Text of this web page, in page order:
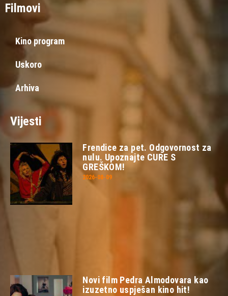
Filmovi
Kino program
Uskoro
Arhiva
Vijesti
Frendice za pet. Odgovornost za
nulu. Upoznajte CURE S
GREŠKOM!
2026-08-09
Novi film Pedra Almodovara kao
izuzetno uspješan kino hit!